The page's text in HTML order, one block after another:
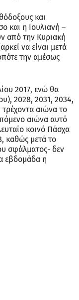
και
και η Ιουλιανή –
από την Κυριακή
να είναι μετά
την αμέσως
2017, ενώ θα
2028, 2031, 2034,
αιώνα το
αιώνα αυτό
κοινό Πάσχα
καθώς μετά το
σφάλματος- δεν
εβδομάδα η